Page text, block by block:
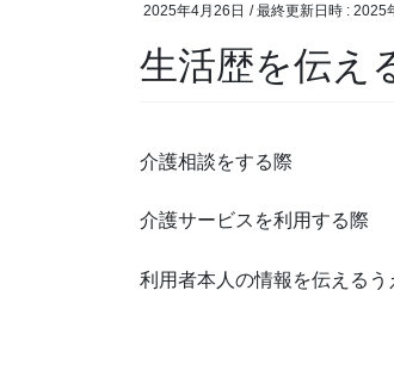
2025年4月26日 / 最終更新日時 : 2025
生活歴を伝え
介護相談をする際
介護サービスを利用する際
利用者本人の情報を伝えるう